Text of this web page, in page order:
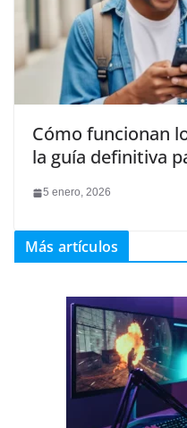
Cómo funcionan
la guía definitiva
5 enero, 2026
Más artículos